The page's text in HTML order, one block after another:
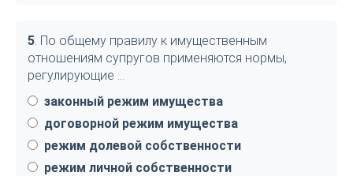
5. По общему правилу к имущественным
отношениям супругов применяются нормы,
регулирующие …
законный режим имущества
договорной режим имущества
режим долевой собственности
режим личной собственности